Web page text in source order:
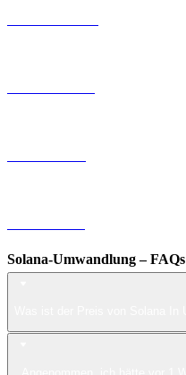
Solana-Umwandlung – FAQs